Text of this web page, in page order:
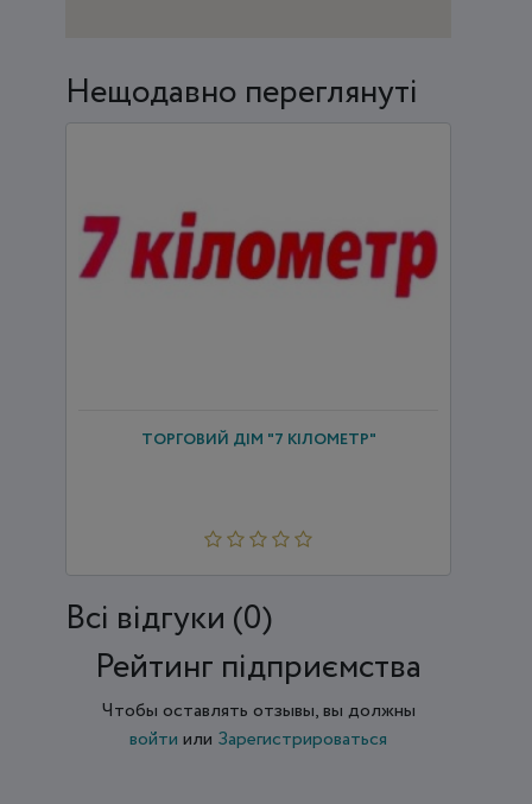
Нещодавно переглянуті
ТОРГОВИЙ ДІМ "7 КІЛОМЕТР"
Всi відгуки (0)
Рейтинг підприємства
Чтобы оставлять отзывы, вы должны
войти или Зарегистрироваться